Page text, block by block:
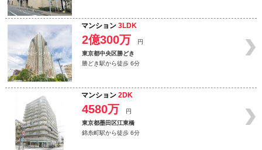
マンション 3LDK
2億300万
円
東京都中央区勝どき
勝どき駅から徒歩 6分
マンション 2DK
4580万
円
東京都墨田区江東橋
錦糸町駅から徒歩 6分